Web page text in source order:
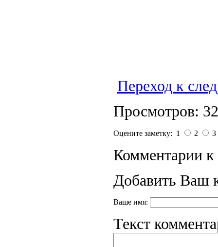
Переход к
Просмотров:
Оцените заметку: 1 2 3
Комментарии к
Добавить Ваш
Ваше имя:
Текст